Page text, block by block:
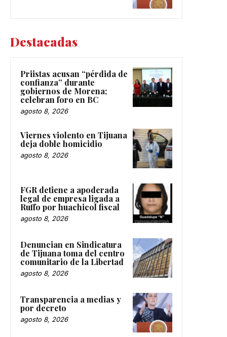
Destacadas
Priistas acusan “pérdida de
confianza” durante
gobiernos de Morena;
celebran foro en BC
agosto 8, 2026
Viernes violento en Tijuana
deja doble homicidio
agosto 8, 2026
FGR detiene a apoderada
legal de empresa ligada a
Ruffo por huachicol fiscal
agosto 8, 2026
Denuncian en Sindicatura
de Tijuana toma del centro
comunitario de la Libertad
agosto 8, 2026
Transparencia a medias y
por decreto
agosto 8, 2026